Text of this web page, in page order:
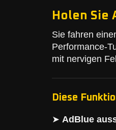
Holen Sie
Sie fahren
Performance-
mit nervigen
Diese
➤ AdBlue